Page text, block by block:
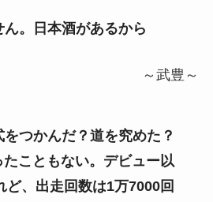
。日本酒があるから
～武豊～
つかんだ？道を究めた？
こともない。デビュー以
ど、出走回数は1万7000回